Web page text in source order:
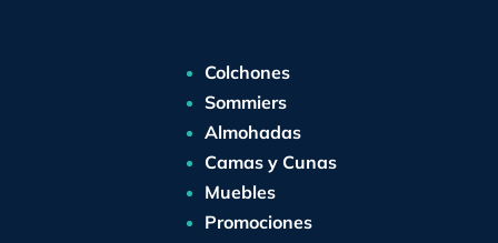
Colchones
Sommiers
Almohadas
Camas y Cunas
Muebles
Promociones